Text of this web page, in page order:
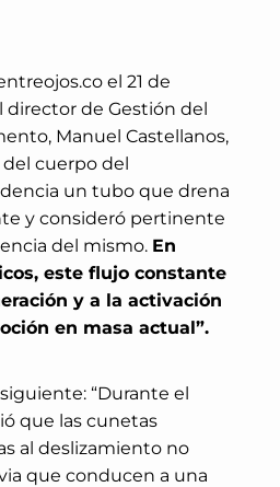
el 21 de
director de Gestión del
Manuel Castellanos,
cuerpo del
un tubo que drena
y consideró pertinente
del mismo. En
este flujo constante
y a la activación
en masa actual”.
“Durante el
que las cunetas
al deslizamiento no
que conducen a una